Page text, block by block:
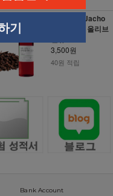
자초 오일(Jacho
oil) - 정제 / 올리브
3,500원
40원 적립
Bank Account
기